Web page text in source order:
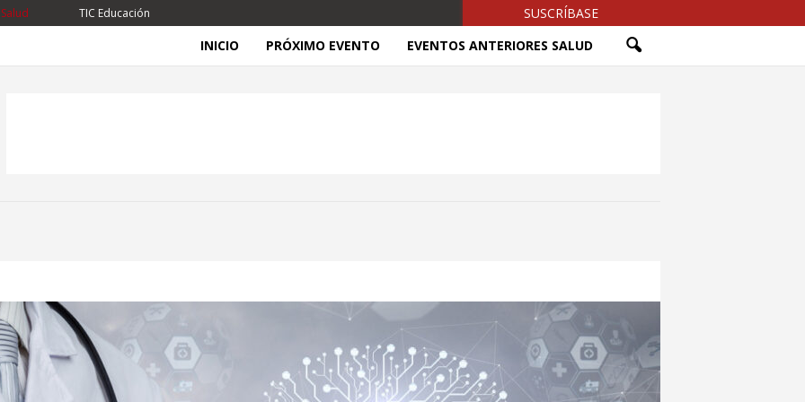
TIC Educación
SUSCRÍBASE
INICIO
PRÓXIMO EVENTO EVENTOS ANTERIORES SALUD